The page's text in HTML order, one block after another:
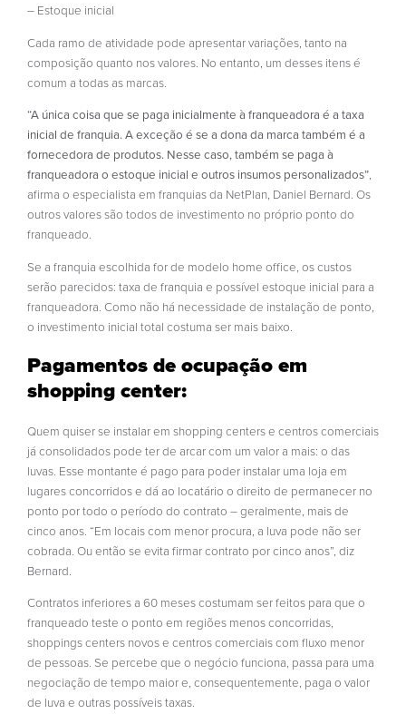
– Estoque inicial
Cada ramo de atividade pode apresentar variações, tanto na
composição quanto nos valores. No entanto, um desses itens é
comum a todas as marcas.
“A única coisa que se paga inicialmente à franqueadora é a taxa
inicial de franquia. A exceção é se a dona da marca também é a
fornecedora de produtos. Nesse caso, também se paga à
franqueadora o estoque inicial e outros insumos personalizados”,
afirma o especialista em franquias da NetPlan, Daniel Bernard. Os
outros valores são todos de investimento no próprio ponto do
franqueado.
Se a franquia escolhida for de modelo home office, os custos
serão parecidos: taxa de franquia e possível estoque inicial para a
franqueadora. Como não há necessidade de instalação de ponto,
o investimento inicial total costuma ser mais baixo.
Pagamentos de ocupação em
shopping center:
Quem quiser se instalar em shopping centers e centros comerciais
já consolidados pode ter de arcar com um valor a mais: o das
luvas. Esse montante é pago para poder instalar uma loja em
lugares concorridos e dá ao locatário o direito de permanecer no
ponto por todo o período do contrato – geralmente, mais de
cinco anos. “Em locais com menor procura, a luva pode não ser
cobrada. Ou então se evita firmar contrato por cinco anos”, diz
Bernard.
Contratos inferiores a 60 meses costumam ser feitos para que o
franqueado teste o ponto em regiões menos concorridas,
shoppings centers novos e centros comerciais com fluxo menor
de pessoas. Se percebe que o negócio funciona, passa para uma
negociação de tempo maior e, consequentemente, paga o valor
de luva e outras possíveis taxas.